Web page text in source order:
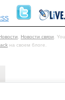
Новости, Новости связи.
на своем блоге.